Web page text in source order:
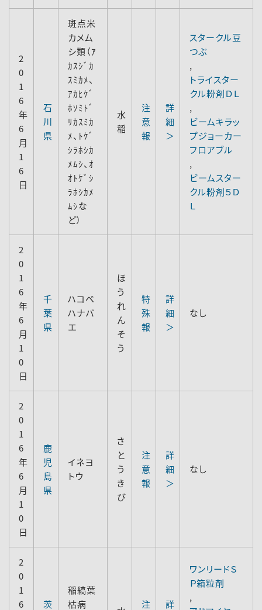
2
0
1
6
年
6
月
1
6
日
石
川
県
斑点米
カメム
シ類（ｱ
ｶｽｼﾞｶ
ｽﾐｶﾒ、
ｱｶﾋｹﾞ
ﾎｿﾐﾄﾞ
ﾘｶｽﾐｶ
ﾒ、ﾄｹﾞ
ｼﾗﾎｼｶ
ﾒﾑｼ、ｵ
ｵﾄｹﾞｼ
ﾗﾎｼｶﾒ
ﾑｼな
ど）
水
稲
注
意
報
詳
細
＞
スタークル豆
つぶ
,
トライスター
クル粉剤ＤＬ
,
ビームキラッ
プジョーカー
フロアブル
,
ビームスター
クル粉剤５Ｄ
Ｌ
2
0
1
6
年
6
月
1
0
日
千
葉
県
ハコベ
ハナバ
エ
ほ
う
れ
ん
そ
う
特
殊
報
詳
細
＞
なし
2
0
1
6
年
6
月
1
0
日
鹿
児
島
県
イネヨ
トウ
さ
と
う
き
び
注
意
報
詳
細
＞
なし
2
0
1
6
茨
稲縞葉
枯病
注 詳
ワンリードＳ
Ｐ箱粒剤
,